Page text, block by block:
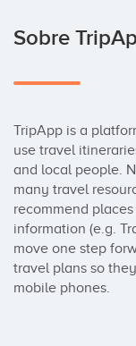
Sobre
TripApp is a
use travel
and local people.
many travel
recommend
information (e.g.
move one step
travel plans so
mobile phones.